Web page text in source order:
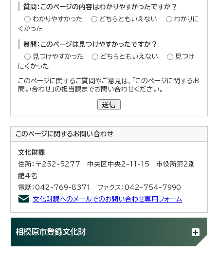
質問：このページの内容はわかりやすかったですか？
わかりやすかった
どちらともいえない
わかりに
くかった
質問：このページは見つけやすかったですか？
見つけやすかった
どちらともいえない
見つけ
にくかった
このページに関するご質問やご意見は、「このページに関するお
問い合わせ」の担当課までお問い合わせください。
送信
このページに関するお問い合わせ
文化財課
住所：〒252-5277 中央区中央2-11-15 市役所第2別
館4階
電話：042-769-8371 ファクス：042-754-7990
文化財課へのメールでのお問い合わせ専用フォーム
相模原市登録文化財